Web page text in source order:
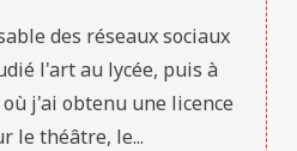
des réseaux sociaux
l'art au lycée, puis à
j'ai obtenu une licence
le théâtre, le...